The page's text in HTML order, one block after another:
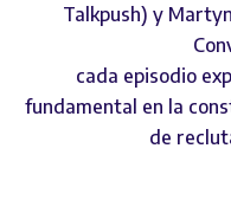
Talkpush) y
cada episodio
fundamental en la
de